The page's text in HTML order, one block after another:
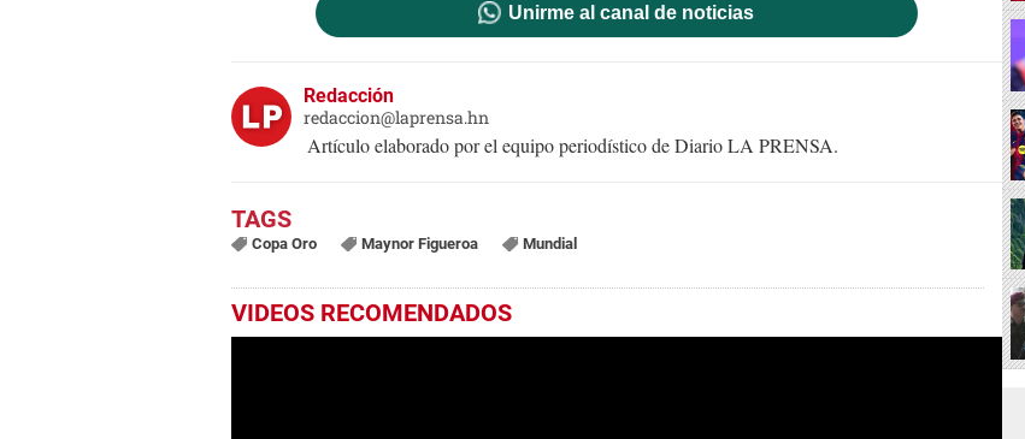
Unirme al canal de noticias
Redacción
redaccion@laprensa.hn
Artículo elaborado por el equipo periodístico de Diario LA PRENSA.
Copa Oro Maynor Figueroa Mundial
VIDEOS RECOMENDADOS